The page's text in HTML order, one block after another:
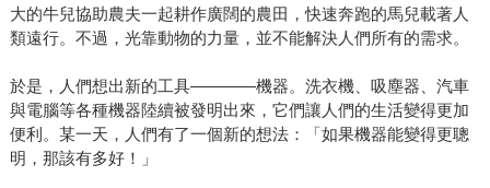
大的牛兒協助農夫一起耕作廣闊的農田，快速奔跑的馬兒載著人
類遠行。不過，光靠動物的力量，並不能解決人們所有的需求。
於是，人們想出新的工具————機器。洗衣機、吸塵器、汽車
與電腦等各種機器陸續被發明出來，它們讓人們的生活變得更加
便利。某一天，人們有了一個新的想法：「如果機器能變得更聰
明，那該有多好！」